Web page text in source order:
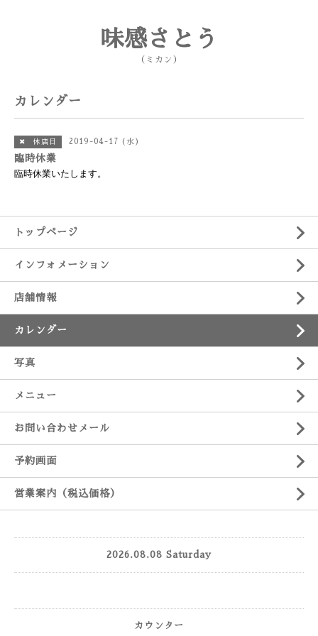
味感さとう
（ミカン）
カレンダー
✖ 休店日 2019-04-17 (水)
臨時休業
臨時休業いたします。
トップページ
インフォメーション
店舗情報
カレンダー
写真
メニュー
お問い合わせメール
予約画面
営業案内（税込価格）
2026.08.08 Saturday
カウンター